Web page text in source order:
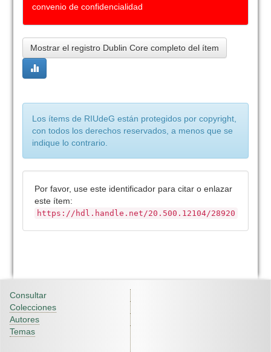
convenio de confidencialidad
Mostrar el registro Dublin Core completo del ítem
Los ítems de RIUdeG están protegidos por copyright,
con todos los derechos reservados, a menos que se
indique lo contrario.
Por favor, use este identificador para citar o enlazar
este ítem:
https://hdl.handle.net/20.500.12104/28920
Consultar
Colecciones
Autores
Temas